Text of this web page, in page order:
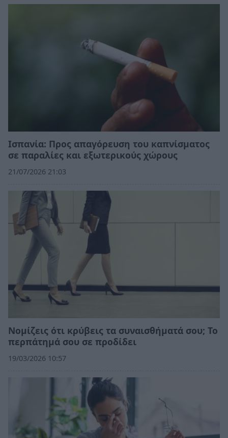
Ισπανία: Προς απαγόρευση του καπνίσματος
σε παραλίες και εξωτερικούς χώρους
21/07/2026 21:03
Νομίζεις ότι κρύβεις τα συναισθήματά σου; Το
περπάτημά σου σε προδίδει
19/03/2026 10:57